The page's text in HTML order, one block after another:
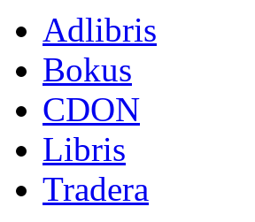
Adlibris
Bokus
CDON
Libris
Tradera